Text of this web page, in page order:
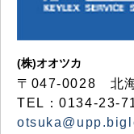
(株)オオツカ
〒047-0028 北
TEL：0134-23-